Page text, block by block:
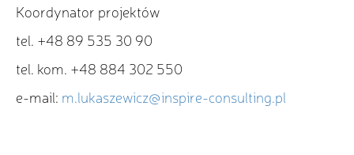
Koordynator projektów
tel. +48 89 535 30 90
tel. kom. +48 884 302 550
e-mail: m.lukaszewicz@inspire-consulting.pl